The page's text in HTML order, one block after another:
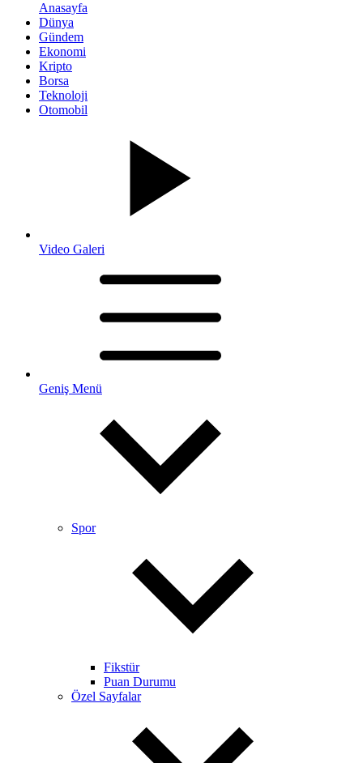
Anasayfa
Dünya
Gündem
Ekonomi
Kripto
Borsa
Teknoloji
Otomobil
Video Galeri
Geniş Menü
Spor
Fikstür
Puan Durumu
Özel Sayfalar